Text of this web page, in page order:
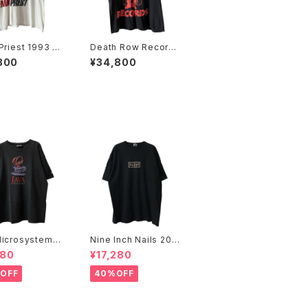
1993 Fe
Rap Tee
Death Row Records
2005 Label Logo Ra
p Tee
¥34,800
1
DAY CMU
Tee
Nine Inch Nails 200
5 Live with Teeth B
and Tee
¥17,280
40%OFF